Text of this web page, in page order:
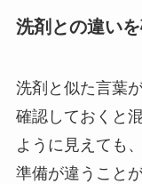
洗剤との違い
洗剤と似た言葉
確認しておくと
ように見えても
準備が違うこと